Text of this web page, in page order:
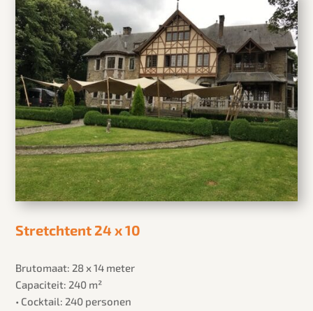
Stretchtent 24 x 10
Brutomaat: 28 x 14 meter
Capaciteit: 240 m²
• Cocktail: 240 personen